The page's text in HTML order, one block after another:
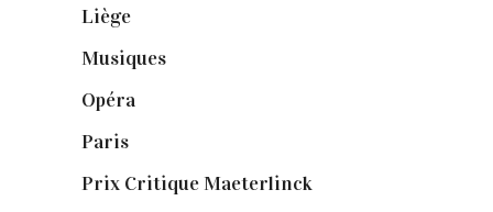
Liège
Musiques
Opéra
Paris
Prix Critique Maeterlinck